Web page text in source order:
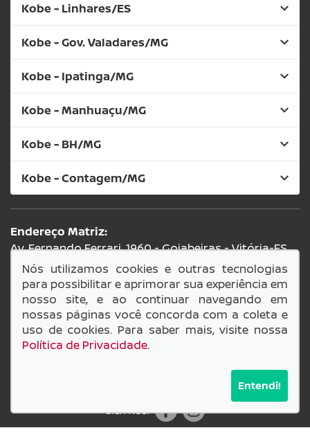
Kobe - Linhares/ES
Kobe - Gov. Valadares/MG
Kobe - Ipatinga/MG
Kobe - Manhuaçu/MG
Kobe - BH/MG
Kobe - Contagem/MG
Endereço Matriz:
Av. Fernando Ferrari, 1960 - Goiabeiras - Vitória-ES
SIGA-NOS:
Nós utilizamos cookies e outras tecnologias
para possibilitar e aprimorar sua experiência em
nosso site, e ao continuar navegando em
nossas páginas você concorda com a coleta e
uso de cookies. Para saber mais, visite nossa
Política de Privacidade.
Entendi!